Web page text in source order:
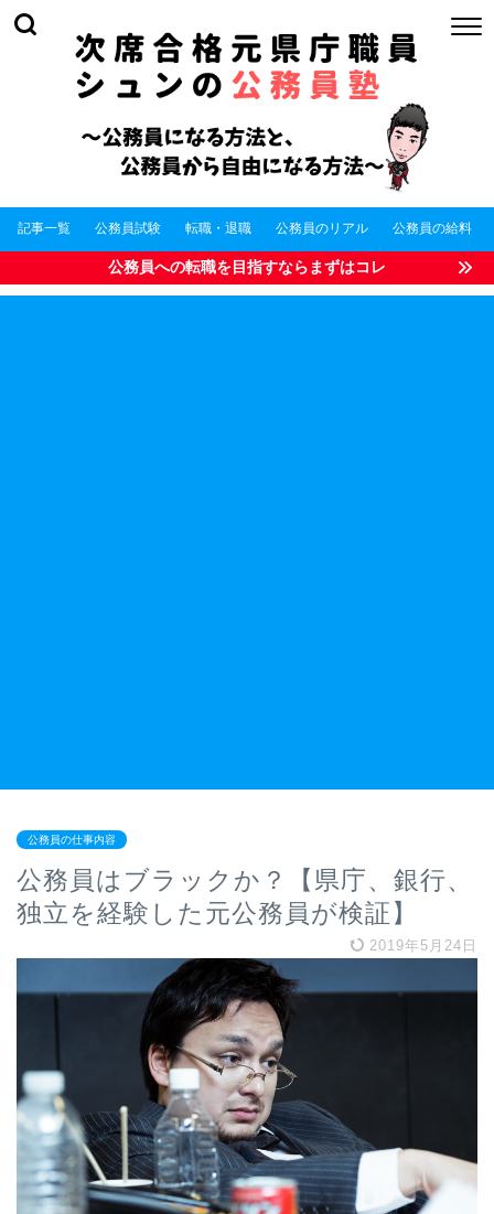
記事一覧 公務員試験 転職・退職 公務員のリアル 公務員の給料
公務員への転職を目指すならまずはコレ
公務員の仕事内容
公務員はブラックか？【県庁、銀行、
独立を経験した元公務員が検証】
2019年5月24日